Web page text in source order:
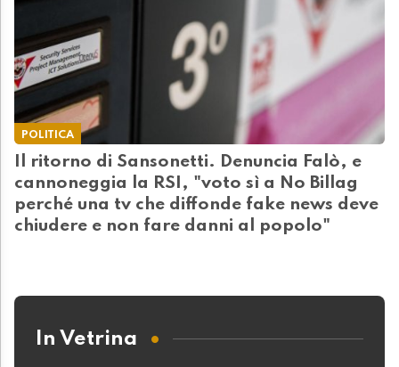
POLITICA
Il ritorno di Sansonetti. Denuncia Falò, e
cannoneggia la RSI, "voto sì a No Billag
perché una tv che diffonde fake news deve
chiudere e non fare danni al popolo"
In Vetrina